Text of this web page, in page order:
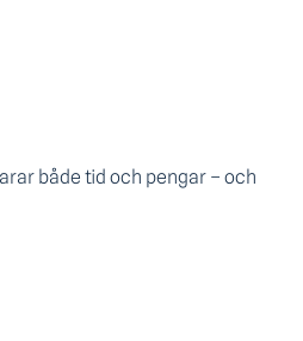
både tid och pengar – och